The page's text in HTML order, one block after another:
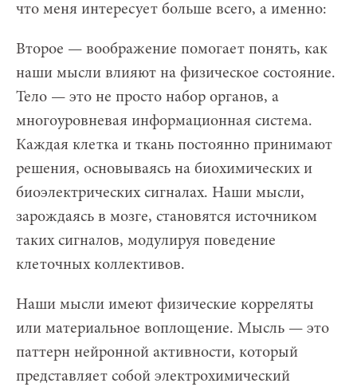
что меня интересует больше всего, а именно:
Второе — воображение помогает понять, как
наши мысли влияют на физическое состояние.
Тело — это не просто набор органов, а
многоуровневая информационная система.
Каждая клетка и ткань постоянно принимают
решения, основываясь на биохимических и
биоэлектрических сигналах. Наши мысли,
зарождаясь в мозге, становятся источником
таких сигналов, модулируя поведение
клеточных коллективов.
Наши мысли имеют физические корреляты
или материальное воплощение. Мысль — это
паттерн нейронной активности, который
представляет собой электрохимический